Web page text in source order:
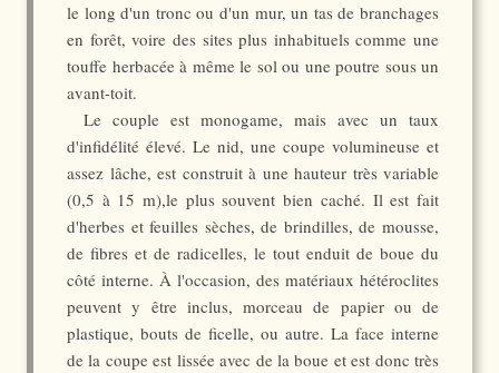
le long d'un tronc ou d'un mur, un tas de branchages
en forêt, voire des sites plus inhabituels comme une
touffe herbacée à même le sol ou une poutre sous un
avant-toit.
Le couple est monogame, mais avec un taux
d'infidélité élevé. Le nid, une coupe volumineuse et
assez lâche, est construit à une hauteur très variable
(0,5 à 15 m),le plus souvent bien caché. Il est fait
d'herbes et feuilles sèches, de brindilles, de mousse,
de fibres et de radicelles, le tout enduit de boue du
côté interne. À l'occasion, des matériaux hétéroclites
peuvent y être inclus, morceau de papier ou de
plastique, bouts de ficelle, ou autre. La face interne
de la coupe est lissée avec de la boue et est donc très